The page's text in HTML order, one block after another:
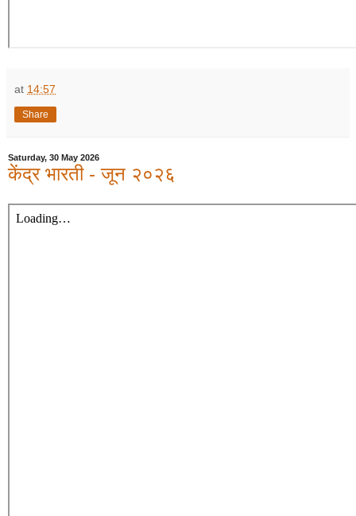
at 14:57
Share
Saturday, 30 May 2026
केंद्र भारती - जून २०२६